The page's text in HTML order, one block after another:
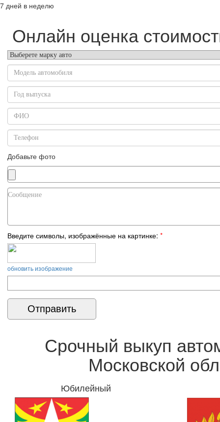
7 дней в неделю
Онлайн оценка
Добавьте фото
Введите символы, изображённые на картинке: *
обновить изображение
Срочный выкуп
Московской
Юбилейный